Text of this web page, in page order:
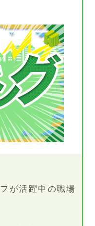
が活躍中の職場